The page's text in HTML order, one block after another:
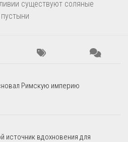
существуют соляные
пустыни
Римскую империю
источник вдохновения для